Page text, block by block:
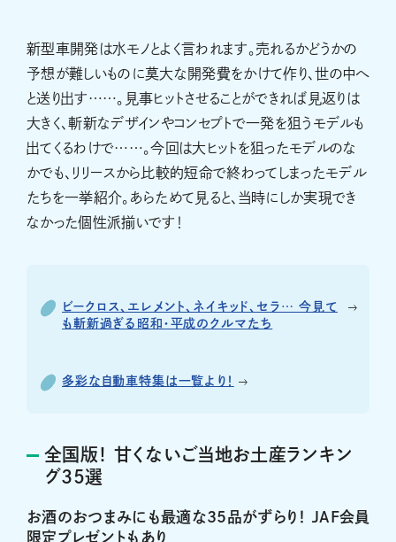
新型車開発は水モノとよく言われます。売れるかどうかの
予想が難しいものに莫大な開発費をかけて作り、世の中へ
と送り出す……。見事ヒットさせることができれば見返りは
大きく、斬新なデザインやコンセプトで一発を狙うモデルも
出てくるわけで……。今回は大ヒットを狙ったモデルのな
かでも、リリースから比較的短命で終わってしまったモデル
たちを一挙紹介。あらためて見ると、当時にしか実現でき
なかった個性派揃いです！
ビークロス、エレメント、ネイキッド、セラ… 今見て
も斬新過ぎる昭和・平成のクルマたち
多彩な自動車特集は一覧より！
全国版！ 甘くないご当地お土産ランキン
グ35選
お酒のおつまみにも最適な35品がずらり！ JAF会員
限定プレゼントもあり